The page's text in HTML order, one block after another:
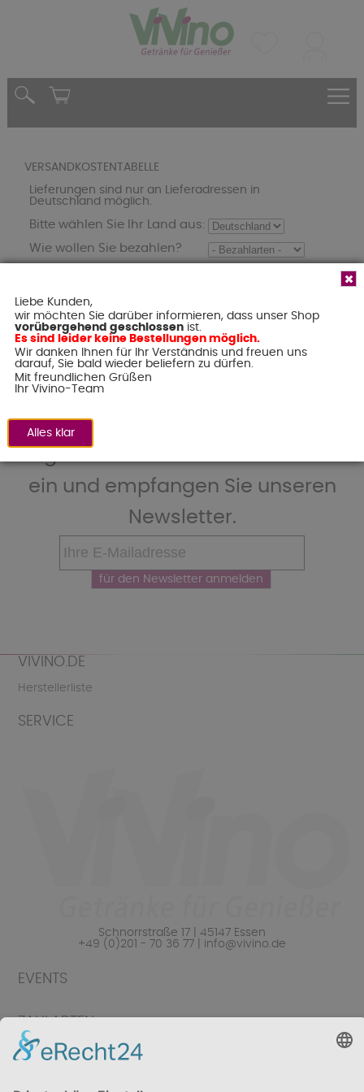
VERSANDKOSTENTABELLE
Lieferungen sind nur an Lieferadressen in
Deutschland möglich.
Bitte wählen Sie Ihr Land aus:
Wie wollen Sie bezahlen?
0,00 €
Das bei den Artikeln ausgewiesene Versandgewicht
stellt nicht immer das tatsächliche Gewicht eines
Artikels dar, sondern dient in erster Linie der
Berechnung der Versandkosten.
ein und empfangen Sie unseren
Newsletter.
VIVINO.DE
Herstellerliste
SERVICE
Schnorrstraße 17 | 45147 Essen
+49 (0)201 - 70 36 77 | info@vivino.de
EVENTS
ZAHLARTEN
Liebe Kunden,
wir möchten Sie darüber informieren, dass unser Shop
vorübergehend geschlossenist.
Es sind leider keine Bestellungen möglich.
Wir danken Ihnen für Ihr Verständnis und freuen uns
darauf, Sie bald wieder beliefern zu dürfen.
Mit freundlichen Grüßen
Ihr Vivino-Team
Alles klar